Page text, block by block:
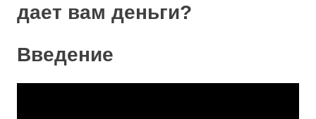
дает вам деньги?
Введение